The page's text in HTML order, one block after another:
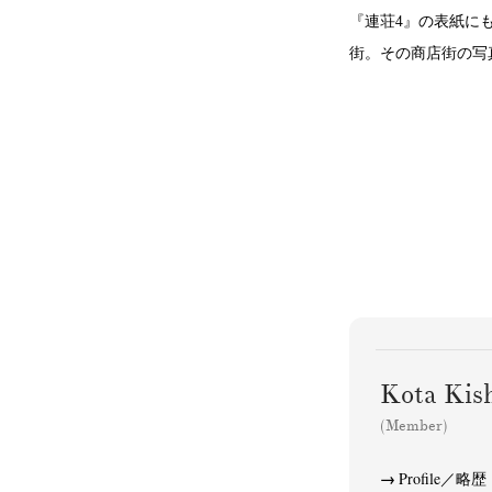
『連荘4』の表紙
街。その商店街の
Kota
(Member)
Profile／略歴